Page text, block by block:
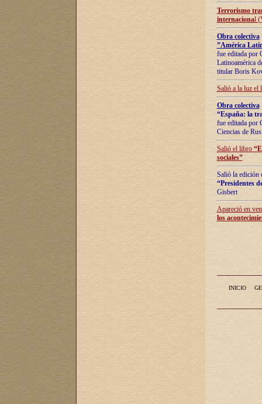
Terrorismo
internacional
Obra colectiva
”América
fue editada por
Latinoamérica
titular Boris
Salió a la luz el
Obra colectiva
“España: la
fue editada por
Ciencias de
Salió el libro “
sociales”
Salió la edición
“Presidentes
Gisbert
Apareció en
los
INICIO